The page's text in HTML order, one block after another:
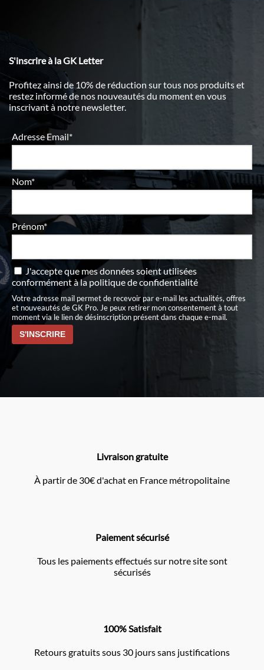
S'inscrire à la GK Letter
Profitez ainsi de 10% de réduction sur tous nos produits et
restez informé de nos nouveautés du moment en vous
inscrivant à notre newsletter.
Adresse Email*
Nom*
Prénom*
J'accepte que mes données soient utilisées
conformément àla politique de confidentialité
Votre adresse mail permet de recevoir par e-mail les actualités, offres
et nouveautés de GK Pro. Je peux retirer mon consentement à tout
moment via le lien de désinscription présent dans chaque e-mail.
Livraison gratuite
À partir de 30€ d'achat en France métropolitaine
Paiement sécurisé
Tous les paiements effectués sur notre site sont
sécurisés
100% Satisfait
Retours gratuits sous 30 jours sans justifications